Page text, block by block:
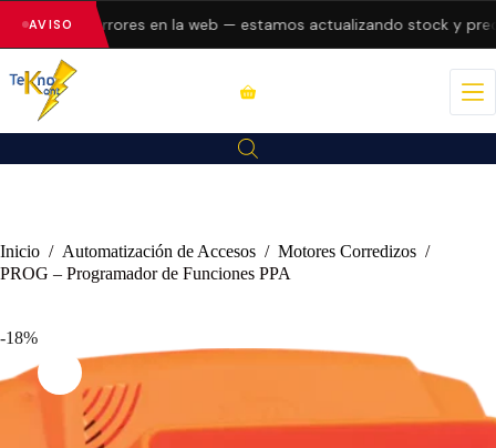
AVISO errores en la web — estamos actualizando stock y
Inicio / Automatización de Accesos / Motores Corredizos /
PROG – Programador de Funciones PPA
-18%